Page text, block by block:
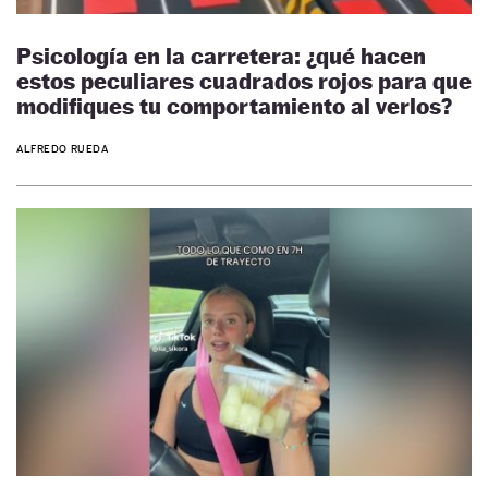
Psicología en la carretera: ¿qué hacen
estos peculiares cuadrados rojos para que
modifiques tu comportamiento al verlos?
ALFREDO RUEDA